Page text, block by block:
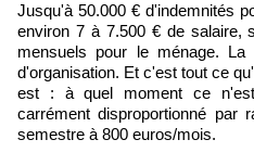
Jusqu'à 50.000 € d'indemnités politiques… Le couple a chacun
environ 7 à 7.500 € de salaire,
mensuels pour le ménage.
d'organisation. Et c'est tout ce
est : à quel moment ce
carrément disproportionné par
semestre à 800 euros/mois.